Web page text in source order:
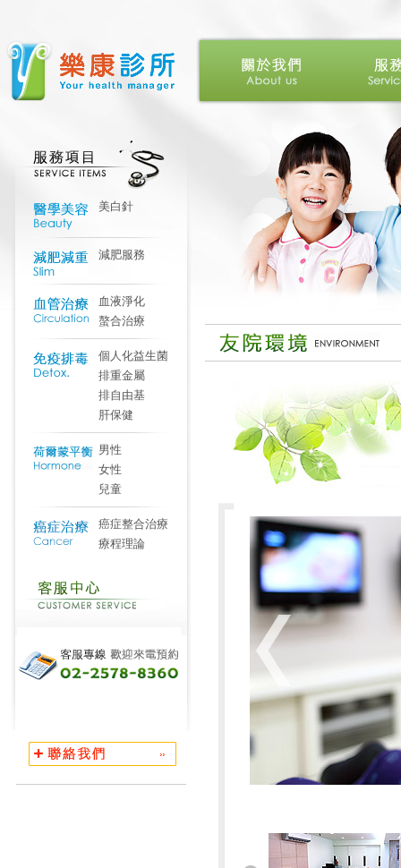
美白針
減肥服務
血液淨化
螯合治療
個人化益生菌
排重金屬
排自由基
肝保健
男性
女性
兒童
癌症整合治療
療程理論